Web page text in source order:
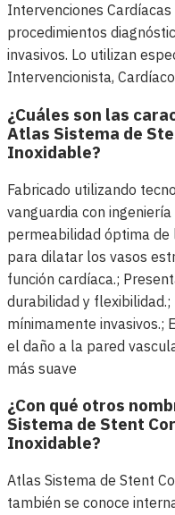
Intervenciones
procedimientos
invasivos. Lo utilizan
Intervencionista,
¿Cuáles son las
Atlas Sistema de
Inoxidable?
Fabricado utilizando
vanguardia con
permeabilidad óptima de
para dilatar los vasos
función cardíaca.;
durabilidad y
mínimamente invasivos.;
el daño a la pared
más suave
¿Con qué otros
Sistema de Stent
Inoxidable?
Atlas Sistema de Stent
también se conoce